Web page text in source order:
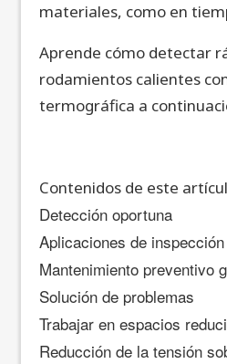
materiales, como en
Aprende cómo detectar
rodamientos calientes
termográfica a
Contenidos de este
Detección oportuna
Aplicaciones de
Mantenimiento preventivo
Solución de problemas
Trabajar en espacios
Reducción de la tensión